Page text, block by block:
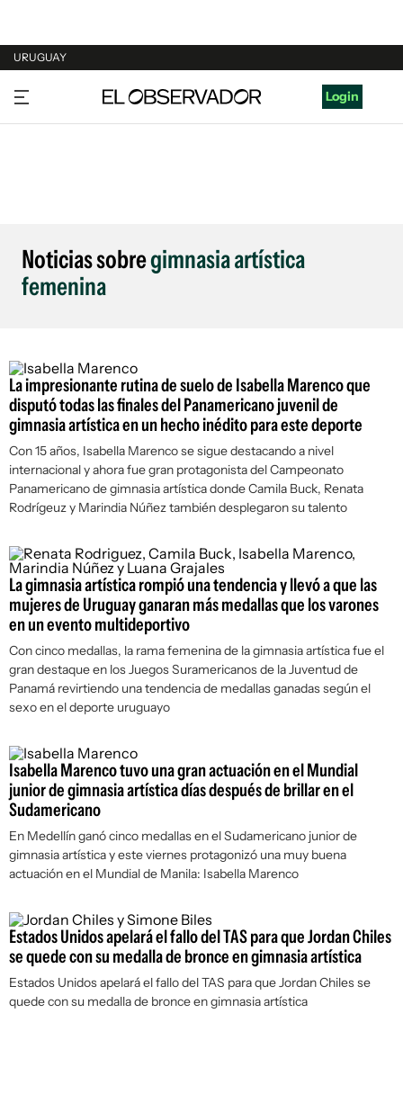
URUGUAY
URUGUAY
ARGENTINA
Login
Noticias sobregimnasia artística
femenina
La impresionante rutina de suelo de Isabella Marenco que
disputó todas las finales del Panamericano juvenil de
gimnasia artística en un hecho inédito para este deporte
Con 15 años, Isabella Marenco se sigue destacando a nivel
internacional y ahora fue gran protagonista del Campeonato
Panamericano de gimnasia artística donde Camila Buck, Renata
Rodrígeuz y Marindia Núñez también desplegaron su talento
La gimnasia artística rompió una tendencia y llevó a que las
mujeres de Uruguay ganaran más medallas que los varones
en un evento multideportivo
Con cinco medallas, la rama femenina de la gimnasia artística fue el
gran destaque en los Juegos Suramericanos de la Juventud de
Panamá revirtiendo una tendencia de medallas ganadas según el
sexo en el deporte uruguayo
Isabella Marenco tuvo una gran actuación en el Mundial
junior de gimnasia artística días después de brillar en el
Sudamericano
En Medellín ganó cinco medallas en el Sudamericano junior de
gimnasia artística y este viernes protagonizó una muy buena
actuación en el Mundial de Manila: Isabella Marenco
Estados Unidos apelará el fallo del TAS para que Jordan Chiles
se quede con su medalla de bronce en gimnasia artística
Estados Unidos apelará el fallo del TAS para que Jordan Chiles se
quede con su medalla de bronce en gimnasia artística